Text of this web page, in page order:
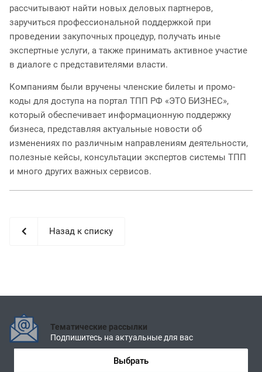
рассчитывают найти новых деловых партнеров,
заручиться профессиональной поддержкой при
проведении закупочных процедур, получать иные
экспертные услуги, а также принимать активное участие
в диалоге с представителями власти.
Компаниям были вручены членские билеты и промо-
коды для доступа на портал ТПП РФ «ЭТО БИЗНЕС»,
который обеспечивает информационную поддержку
бизнеса, представляя актуальные новости об
изменениях по различным направлениям деятельности,
полезные кейсы, консультации экспертов системы ТПП
и много других важных сервисов.
Назад к списку
Тематические рассылки
Подпишитесь на актуальные для вас
Выбрать